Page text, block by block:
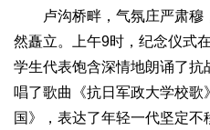
卢沟桥畔，气氛庄严肃穆
然矗立。上午9时，纪念仪式
学生代表饱含深情地朗诵了
唱了歌曲《抗日军政大学校歌
国》，表达了年轻一代坚定